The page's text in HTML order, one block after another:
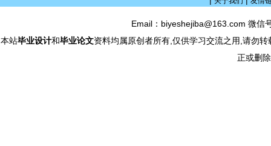
Email：biyeshejiba@163.com 微
本站毕业设计和毕业论文资料均属原创者所有,仅供学习交流之用,请勿
正或删